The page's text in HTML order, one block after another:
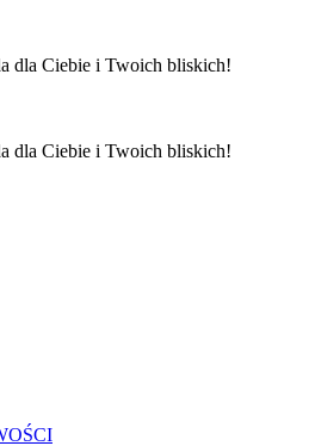
dla Ciebie i Twoich bliskich!
dla Ciebie i Twoich bliskich!